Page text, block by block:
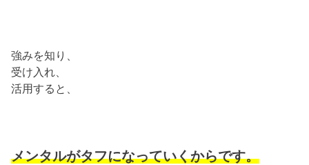
強みを知り、
受け入れ、
活用すると、
メンタルがタフになっていくからです。